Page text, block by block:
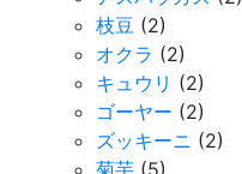
枝豆 (2)
オクラ (2)
キュウリ (2)
ゴーヤー (2)
ズッキーニ (2)